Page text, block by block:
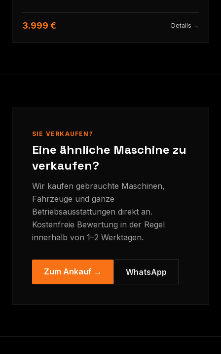
3.999 € Details →
SIE VERKAUFEN?
Eine ähnliche Maschine zu
verkaufen?
Wir kaufen gebrauchte Maschinen,
Fahrzeuge und ganze
Betriebsausstattungen direkt an.
Kostenfreie Bewertung in der Regel
innerhalb von 1–2 Werktagen.
Zum Ankauf → WhatsApp